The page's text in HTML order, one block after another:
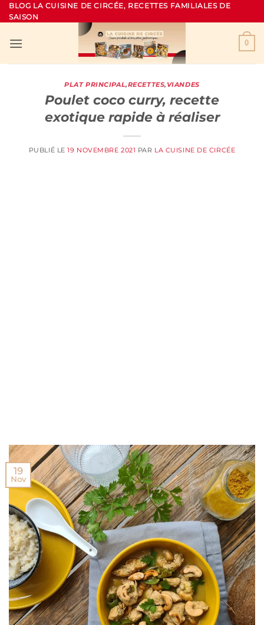
Passer
au
BLOG LA CUISINE DE CIRCÉE, RECETTES FAMILIALES DE
SAISON
0
PLAT PRINCIPAL,RECETTES, VIANDES
Poulet coco curry, recette
exotique rapide à réaliser
PUBLIÉ LE19 NOVEMBRE 2021 PAR LA CUISINE DE CIRCÉE
19
Nov